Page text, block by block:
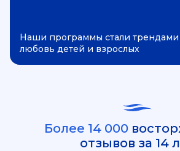
Наши программы стали трендами
любовь детей и взрослых
Более 14 000
отзывов за 14